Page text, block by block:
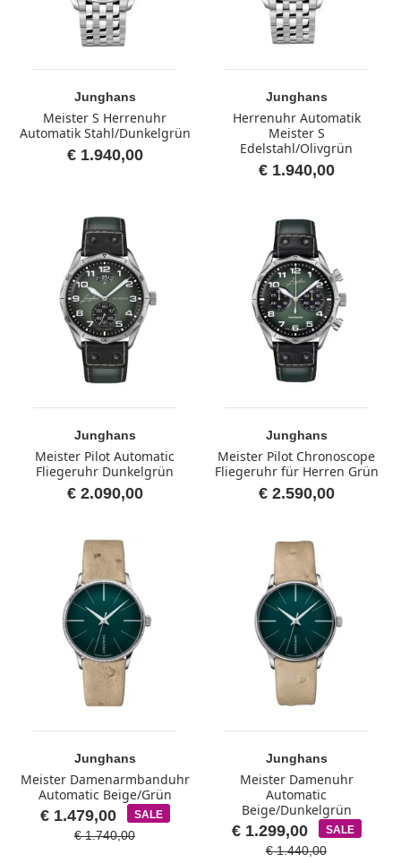
Junghans
Meister S Herrenuhr
Automatik Stahl/Dunkelgrün
€ 1.940,00
Junghans
Herrenuhr Automatik
Meister S
Edelstahl/Olivgrün
€ 1.940,00
Junghans
Meister Pilot Automatic
Fliegeruhr Dunkelgrün
€ 2.090,00
Junghans
Meister Pilot Chronoscope
Fliegeruhr für Herren Grün
€ 2.590,00
Junghans
Meister Damenarmbanduhr
Automatic Beige/Grün
€ 1.479,00 SALE
€ 1.740,00
Junghans
Meister Damenuhr
Automatic
Beige/Dunkelgrün
€ 1.299,00 SALE
€ 1.440,00